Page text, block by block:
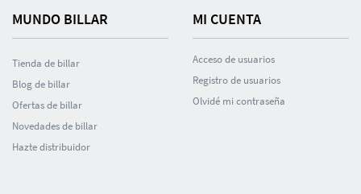
MUNDO BILLAR
Tienda de billar
Blog de billar
Ofertas de billar
Novedades de billar
Hazte distribuidor
MI CUENTA
Acceso de usuarios
Registro de usuarios
Olvidé mi contraseña